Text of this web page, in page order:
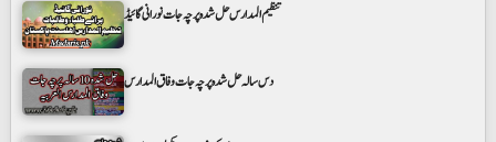
تنظیم المدارس حل شدہ پرچہ جات نورانی گائیڈ
دس سالہ حل شدہ پرچہ جات وفاق المدارس